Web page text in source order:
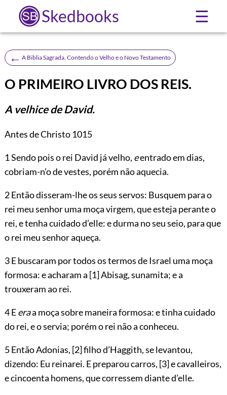
Skedbooks ☰
← A Biblia Sagrada, Contendo o Velho e o Novo Testamento
O PRIMEIRO LIVRO DOS REIS.
A velhice de David.
Antes de Christo 1015
1Sendo pois o rei David já velho, eentrado em dias,
cobriam-n’o de vestes, porém não aquecia.
2 Então disseram-lhe os seus servos: Busquem para o
rei meu senhor uma moça virgem, que esteja perante o
rei, e tenha cuidado d’elle: e durma no seu seio, para que
o rei meu senhor aqueça.
3 E buscaram por todos os termos de Israel uma moça
formosa: e acharam a [1]Abisag, sunamita; e a
trouxeram ao rei.
4 Eeraa moça sobre maneira formosa: e tinha cuidado
do rei, e o servia; porém o rei não a conheceu.
5 Então Adonias, [2]filho d’Haggith, se levantou,
dizendo: Eu reinarei. E preparou carros, [3]e cavalleiros,
e cincoenta homens, que corressem diante d’elle.